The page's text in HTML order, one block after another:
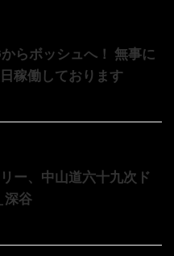
らボッシュへ！ 無事に
稼働しております
ー、中山道六十九次ド
谷